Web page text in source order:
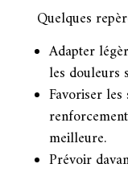
Quelques
Adapter
les douleurs
Favoriser les
meilleure.
Prévoir